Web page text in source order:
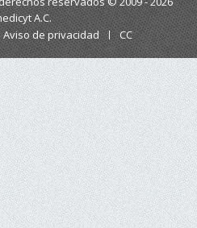
A.C.
Aviso de privacidad CC